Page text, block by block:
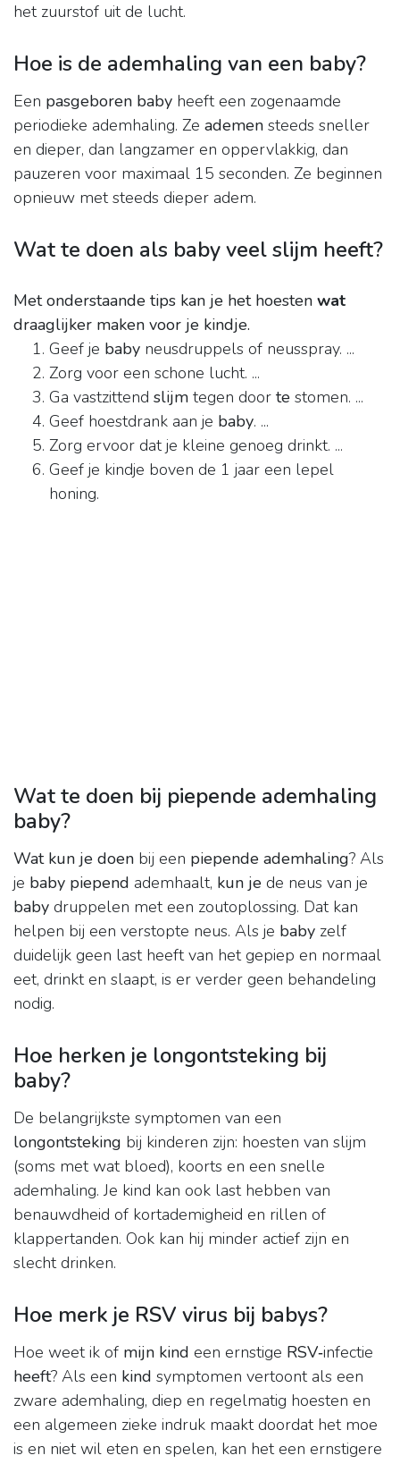
het zuurstof uit de lucht.
Hoe is de ademhaling van een baby?
Een pasgeboren baby heeft een zogenaamde
periodieke ademhaling. Ze ademen steeds sneller
en dieper, dan langzamer en oppervlakkig, dan
pauzeren voor maximaal 15 seconden. Ze beginnen
opnieuw met steeds dieper adem.
Wat te doen als baby veel slijm heeft?
Met onderstaande tips kan je het hoesten wat
draaglijker maken voor je kindje.
Geef je baby neusdruppels of neusspray. ...
Zorg voor een schone lucht. ...
Ga vastzittend slijm tegen door te stomen. ...
Geef hoestdrank aan je baby. ...
Zorg ervoor dat je kleine genoeg drinkt. ...
Geef je kindje boven de 1 jaar een lepel
honing.
Wat te doen bij piepende ademhaling
baby?
Wat kun je doen bij een piepende ademhaling? Als
je baby piepend ademhaalt, kun je de neus van je
baby druppelen met een zoutoplossing. Dat kan
helpen bij een verstopte neus. Als je baby zelf
duidelijk geen last heeft van het gepiep en normaal
eet, drinkt en slaapt, is er verder geen behandeling
nodig.
Hoe herken je longontsteking bij
baby?
De belangrijkste symptomen van een
longontsteking bij kinderen zijn: hoesten van slijm
(soms met wat bloed), koorts en een snelle
ademhaling. Je kind kan ook last hebben van
benauwdheid of kortademigheid en rillen of
klappertanden. Ook kan hij minder actief zijn en
slecht drinken.
Hoe merk je RSV virus bij babys?
Hoe weet ik of mijn kind een ernstige RSV‑infectie
heeft? Als een kind symptomen vertoont als een
zware ademhaling, diep en regelmatig hoesten en
een algemeen zieke indruk maakt doordat het moe
is en niet wil eten en spelen, kan het een ernstigere